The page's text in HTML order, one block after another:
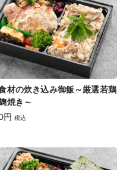
材の炊き込み御飯～厳選若鶏
焼き～
円 税込